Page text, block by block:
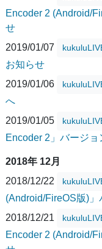
Encoder 2 (Android/
せ
2019/01/07
お知らせ
2019/01/06
へ
2019/01/05
Encoder 2」バージ
2018年 12月
2018/12/22
(Android/FireOS版)
2018/12/21
Encoder 2 (Android/